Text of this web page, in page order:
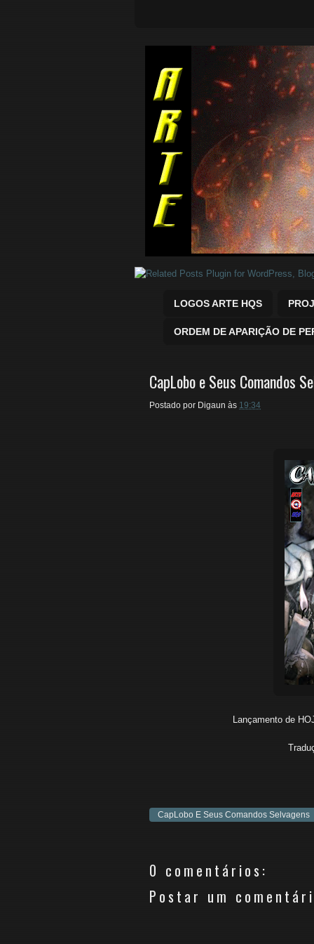
Quadrinhos Marvel e DC para
LOGOS ARTE HQS
ORDEM DE APARIÇÃO DE
CapLobo e Seus Comandos
Postado por Digaun às 19:34
Lançamento de
CapLobo E Seus Comandos Selvagens
0 comentários:
Postar um